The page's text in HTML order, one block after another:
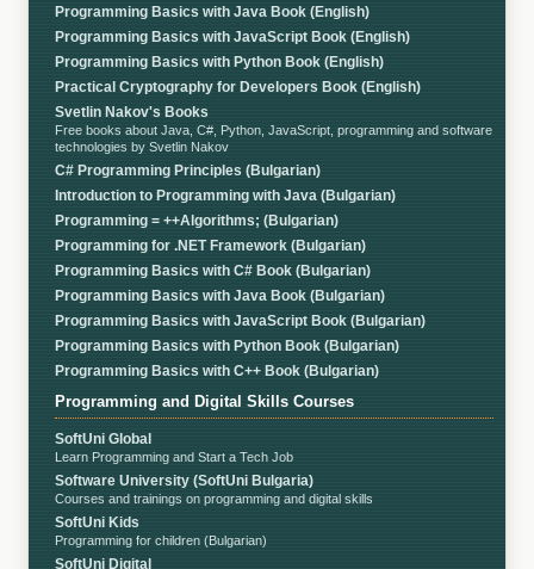
Programming Basics with Java Book (English)
Programming Basics with JavaScript Book (English)
Programming Basics with Python Book (English)
Practical Cryptography for Developers Book (English)
Svetlin Nakov's Books
Free books about Java, C#, Python, JavaScript, programming and software
technologies by Svetlin Nakov
C# Programming Principles (Bulgarian)
Introduction to Programming with Java (Bulgarian)
Programming = ++Algorithms; (Bulgarian)
Programming for .NET Framework (Bulgarian)
Programming Basics with C# Book (Bulgarian)
Programming Basics with Java Book (Bulgarian)
Programming Basics with JavaScript Book (Bulgarian)
Programming Basics with Python Book (Bulgarian)
Programming Basics with C++ Book (Bulgarian)
Programming and Digital Skills Courses
SoftUni Global
Learn Programming and Start a Tech Job
Software University (SoftUni Bulgaria)
Courses and trainings on programming and digital skills
SoftUni Kids
Programming for children (Bulgarian)
SoftUni Digital